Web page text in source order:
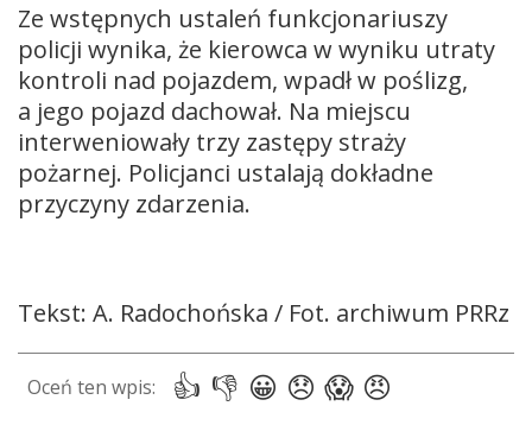
Ze wstępnych ustaleń funkcjonariuszy
policji wynika, że kierowca w wyniku utraty
kontroli nad pojazdem, wpadł w poślizg,
a jego pojazd dachował. Na miejscu
interweniowały trzy zastępy straży
pożarnej. Policjanci ustalają dokładne
przyczyny zdarzenia.
Tekst: A. Radochońska / Fot. archiwum PRRz